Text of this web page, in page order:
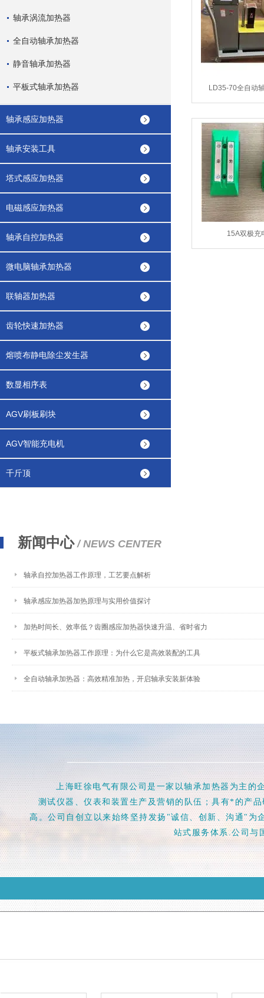
轴承涡流加热器
全自动轴承加热器
静音轴承加热器
平板式轴承加热器
轴承感应加热器
轴承安装工具
塔式感应加热器
电磁感应加热器
轴承自控加热器
微电脑轴承加热器
联轴器加热器
齿轮快速加热器
熔喷布静电除尘发生器
数显相序表
AGV刷板刷块
AGV智能充电机
千斤顶
LD35-70全自动
15A双极充
新闻中心/ NEWS CENTER
轴承自控加热器工作原理，工艺要点解析
轴承感应加热器加热原理与实用价值探讨
加热时间长、效率低？齿圈感应加热器快速升温、省时省力
平板式轴承加热器工作原理：为什么它是高效装配的工具
全自动轴承加热器：高效精准加热，开启轴承安装新体验
上海旺徐电气有限公司是一家以轴承加热器为主的
测试仪器、仪表和装置生产及营销的队伍；具有*的产
高。公司自创立以来始终坚持发扬"诚信、创新、沟通"为
站式服务体系.公司与